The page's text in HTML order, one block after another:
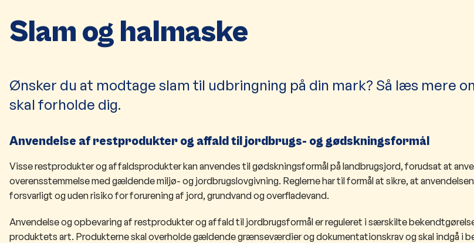
Slam og halmaske
Ønsker du at modtage slam til udbringning på din mark? Så læs mere
skal forholde dig.
Anvendelse af restprodukter og affald til jordbrugs- og gødskningsformål
Visse restprodukter og affaldsprodukter kan anvendes til gødskningsformål på landbrugsjord, forudsat at
overensstemmelse med gældende miljø- og jordbrugslovgivning. Reglerne har til formål at sikre, at
forsvarligt og uden risiko for forurening af jord, grundvand og overfladevand.
Anvendelse og opbevaring af restprodukter og affald til jordbrugsformål er reguleret i særskilte
produktets art. Produkterne skal overholde gældende grænseværdier og dokumentationskrav og skal indgå i